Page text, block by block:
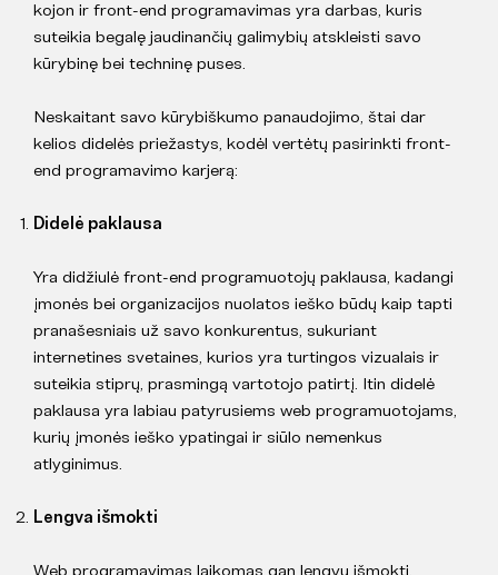
kojon ir front-end programavimas yra darbas, kuris
suteikia begalę jaudinančių galimybių atskleisti savo
kūrybinę bei techninę puses.
Neskaitant savo kūrybiškumo panaudojimo, štai dar
kelios didelės priežastys, kodėl vertėtų pasirinkti front-
end programavimo karjerą:
Didelė paklausa
Yra didžiulė front-end programuotojų paklausa, kadangi
įmonės bei organizacijos nuolatos ieško būdų kaip tapti
pranašesniais už savo konkurentus, sukuriant
internetines svetaines, kurios yra turtingos vizualais ir
suteikia stiprų, prasmingą vartotojo patirtį. Itin didelė
paklausa yra labiau patyrusiems web programuotojams,
kurių įmonės ieško ypatingai ir siūlo nemenkus
atlyginimus.
Lengva išmokti
Web programavimas laikomas gan lengvu išmokti,